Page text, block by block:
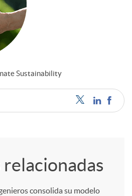
Sustainability
consolida su modelo